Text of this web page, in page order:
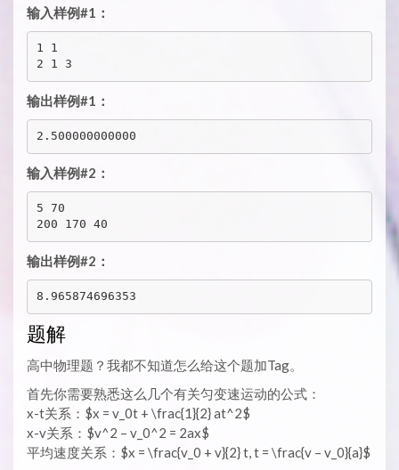
输入样例#1：
1 1
输出样例#1：
输入样例#2：
5 70
输出样例#2：
题解
高中物理题？我都不知道怎么给这个题加Tag。
首先你需要熟悉这么几个有关匀变速运动的公式：
x-t关系：$x = v_0t + \frac{1}{2} at^2$
x-v关系：$v^2 – v_0^2 = 2ax$
平均速度关系：$x = \frac{v_0 + v}{2} t, t = \frac{v – v_0}{a}$